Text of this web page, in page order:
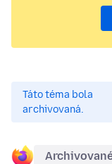
Táto téma bola
archivovaná.